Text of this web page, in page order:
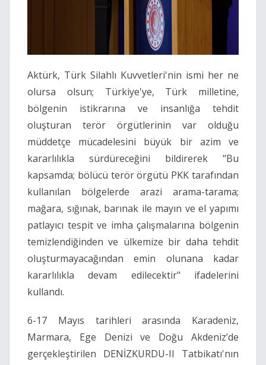
Aktürk, Türk Silahlı Kuvvetleri'nin ismi her ne
olursa olsun; Türkiye'ye, Türk milletine,
bölgenin istikrarına ve insanlığa tehdit
oluşturan terör örgütlerinin var olduğu
müddetçe mücadelesini büyük bir azim ve
kararlılıkla sürdüreceğini bildirerek "Bu
kapsamda; bölücü terör örgütü PKK tarafından
kullanılan bölgelerde arazi arama-tarama;
mağara, sığınak, barınak ile mayın ve el yapımı
patlayıcı tespit ve imha çalışmalarına bölgenin
temizlendiğinden ve ülkemize bir daha tehdit
oluşturmayacağından emin olunana kadar
kararlılıkla devam edilecektir" ifadelerini
kullandı.
6-17 Mayıs tarihleri arasında Karadeniz,
Marmara, Ege Denizi ve Doğu Akdeniz’de
gerçekleştirilen DENİZKURDU-II Tatbikatı'nın